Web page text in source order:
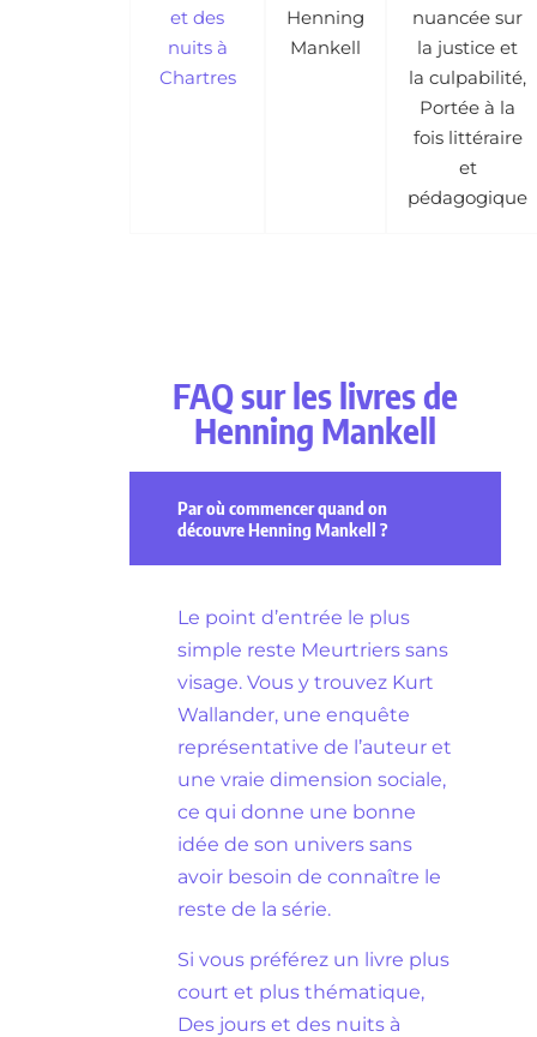
et des
nuits à
Chartres
Henning
Mankell
nuancée sur
la justice et
la culpabilité,
Portée à la
fois littéraire
et
pédagogique
FAQ sur les livres de
Henning Mankell
Par où commencer quand on
découvre Henning Mankell ?
Le point d’entrée le plus
simple reste Meurtriers sans
visage. Vous y trouvez Kurt
Wallander, une enquête
représentative de l’auteur et
une vraie dimension sociale,
ce qui donne une bonne
idée de son univers sans
avoir besoin de connaître le
reste de la série.
Si vous préférez un livre plus
court et plus thématique,
Des jours et des nuits à